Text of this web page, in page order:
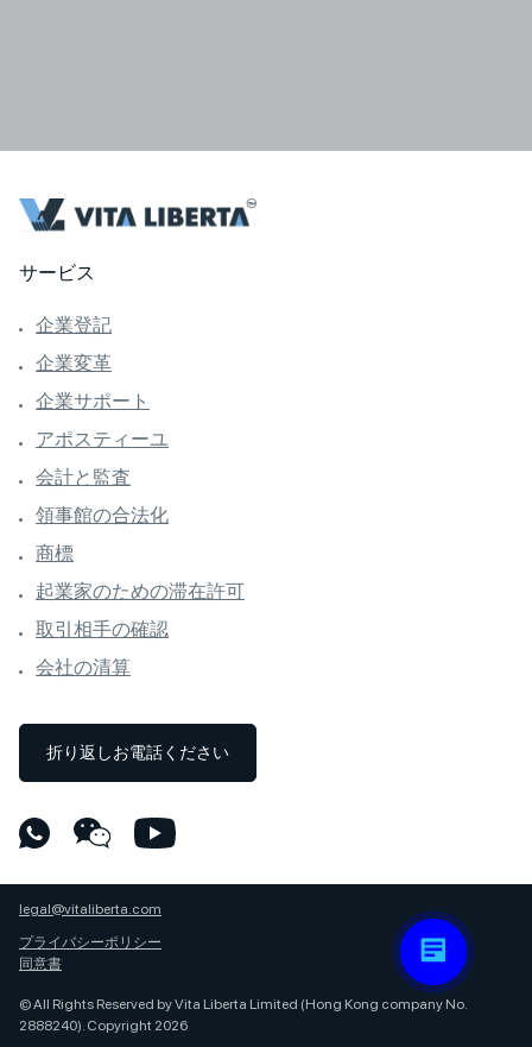
サービス
企業登記
企業変革
企業サポート
アポスティーユ
会計と監査
領事館の合法化
商標
起業家のための滞在許可
取引相手の確認
会社の清算
折り返しお電話ください
legal@vitaliberta.com
プライバシーポリシー
同意書
© All Rights Reserved by Vita Liberta Limited (Hong Kong company No.
2888240). Copyright 2026